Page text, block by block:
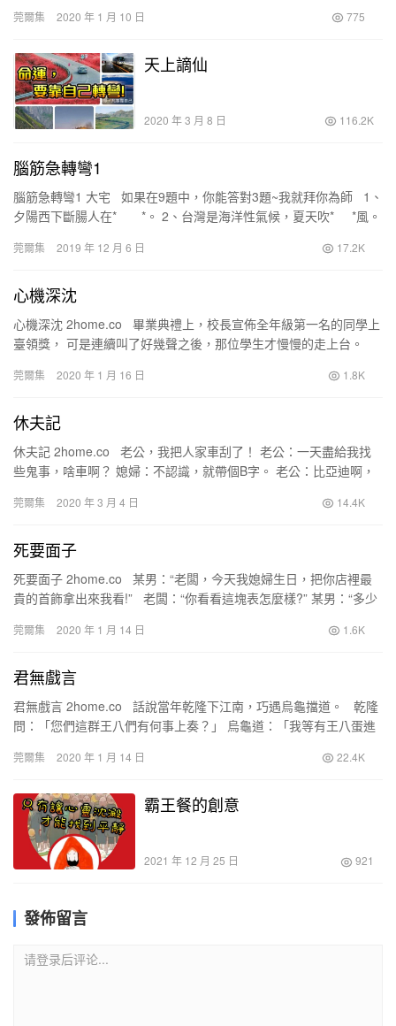
莞爾集 2020 年 1 月 10 日 775
天上謫仙
2020 年 3 月 8 日 116.2K
腦筋急轉彎1
腦筋急轉彎1 大宅 如果在9題中，你能答對3題~我就拜你為師 1、
夕陽西下斷腸人在* *。 2、台灣是海洋性氣候，夏天吹* *風。
莞爾集 2019 年 12 月 6 日 17.2K
心機深沈
心機深沈 2home.co 畢業典禮上，校長宣佈全年級第一名的同學上
臺領獎， 可是連續叫了好幾聲之後，那位學生才慢慢的走上台。
莞爾集 2020 年 1 月 16 日 1.8K
休夫記
休夫記 2home.co 老公，我把人家車刮了！ 老公：一天盡給我找
些鬼事，啥車啊？ 媳婦：不認識，就帶個B字。 老公：比亞迪啊，
莞爾集 2020 年 3 月 4 日 14.4K
死要面子
死要面子 2home.co 某男：“老闆，今天我媳婦生日，把你店裡最
貴的首飾拿出來我看!” 老闆：“你看看這塊表怎麼樣?” 某男：“多少
莞爾集 2020 年 1 月 14 日 1.6K
君無戲言
君無戲言 2home.co 話說當年乾隆下江南，巧遇烏龜擋道。 乾隆
問：「您們這群王八們有何事上奏？」 烏龜道：「我等有王八蛋進
莞爾集 2020 年 1 月 14 日 22.4K
霸王餐的創意
2021 年 12 月 25 日 921
發佈留言
请登录后评论...